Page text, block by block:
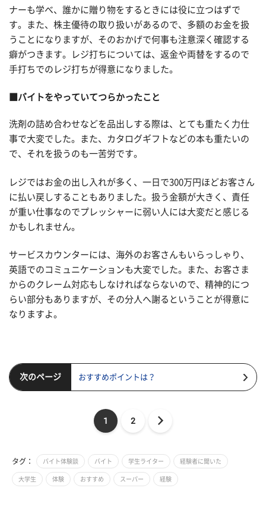
ナーも学べ、誰かに贈り物をするときには役に立つはずで
す。また、株主優待の取り扱いがあるので、多額のお金を扱
うことになりますが、そのおかげで何事も注意深く確認する
癖がつきます。レジ打ちについては、返金や両替をするので
手打ちでのレジ打ちが得意になりました。
■バイトをやっていてつらかったこと
洗剤の詰め合わせなどを品出しする際は、とても重たく力仕
事で大変でした。また、カタログギフトなどの本も重たいの
で、それを扱うのも一苦労です。
レジではお金の出し入れが多く、一日で300万円ほどお客さん
に払い戻しすることもありました。扱う金額が大きく、責任
が重い仕事なのでプレッシャーに弱い人には大変だと感じる
かもしれません。
サービスカウンターには、海外のお客さんもいらっしゃり、
英語でのコミュニケーションも大変でした。また、お客さま
からのクレーム対応もしなければならないので、精神的につ
らい部分もありますが、その分人へ謝るということが得意に
なりますよ。
次のページ おすすめポイントは？
1 2
タグ： バイト体験談 バイト 学生ライター 経験者に聞いた
大学生 体験 おすすめ スーパー 経験